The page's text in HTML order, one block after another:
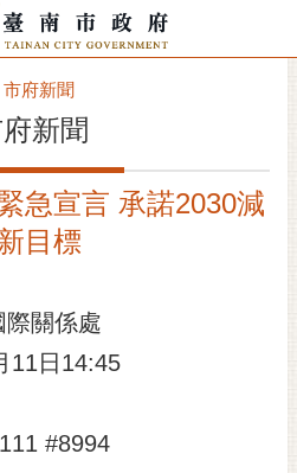
市府新聞
新聞
急宣言 承諾2030減
目標
關係處
11日14:45
#8994